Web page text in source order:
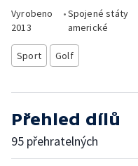
Vyrobeno
2013
•Spojené státy
americké
Sport Golf
Přehled dílů
95 přehratelných